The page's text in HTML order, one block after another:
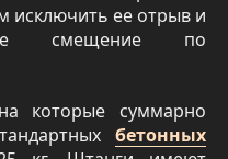
исключить ее отрыв и
смещение по
которые суммарно
бетонных